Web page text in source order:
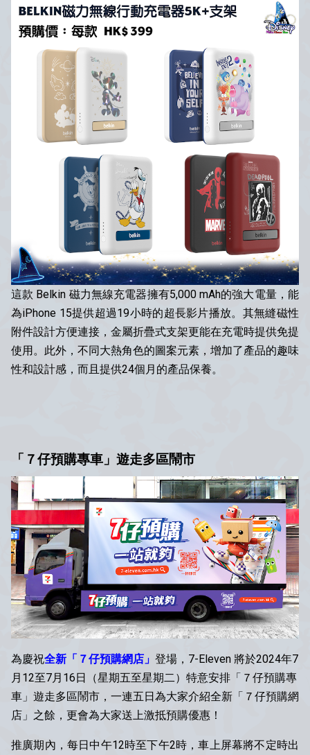
這款 Belkin 磁力無線充電器擁有5,000 mAh的強大電量，能
為iPhone 15提供超過19小時的超長影片播放。其無縫磁性
附件設計方便連接，金屬折疊式支架更能在充電時提供免提
使用。此外，不同大熱角色的圖案元素，增加了產品的趣味
性和設計感，而且提供24個月的產品保養。
「 ７仔預購專車」 遊走多區鬧市
為慶祝全新「７仔預購網店」 登場，7-Eleven 將於2024年7
月12至7月16日（星期五至星期二）特意安排「７仔預購專
車」遊走多區鬧市，一連五日為大家介紹全新「７仔預購網
店」之餘，更會為大家送上激抵預購優惠！
推廣期內，每日中午12時至下午2時，車上屏幕將不定時出